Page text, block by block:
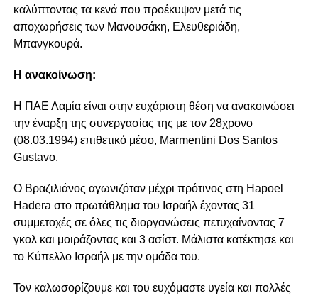
καλύπτοντας τα κενά που προέκυψαν μετά τις
αποχωρήσεις των Μανουσάκη, Ελευθεριάδη,
Μπανγκουρά.
Η ανακοίνωση:
Η ΠΑΕ Λαμία είναι στην ευχάριστη θέση να ανακοινώσει
την έναρξη της συνεργασίας της με τον 28χρονο
(08.03.1994) επιθετικό μέσο, Marmentini Dos Santos
Gustavo.
Ο Βραζιλιάνος αγωνιζόταν μέχρι πρότινος στη Hapoel
Hadera στο πρωτάθλημα του Ισραήλ έχοντας 31
συμμετοχές σε όλες τις διοργανώσεις πετυχαίνοντας 7
γκολ και μοιράζοντας και 3 ασίστ. Μάλιστα κατέκτησε και
το Κύπελλο Ισραήλ με την ομάδα του.
Τον καλωσορίζουμε και του ευχόμαστε υγεία και πολλές